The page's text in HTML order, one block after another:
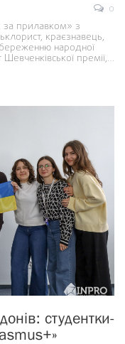
0
за прилавком» з
краєзнавець,
народної
Шевченківської премії,…
студентки-